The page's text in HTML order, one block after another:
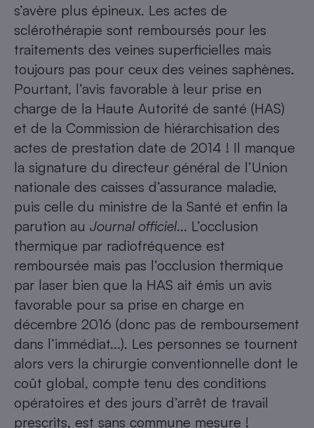
s’avère plus épineux. Les actes de
sclérothérapie sont remboursés pour les
traitements des veines superficielles mais
toujours pas pour ceux des veines saphènes.
Pourtant, l’avis favorable à leur prise en
charge de la Haute Autorité de santé (HAS)
et de la Commission de hiérarchisation des
actes de prestation date de 2014 ! Il manque
la signature du directeur général de l’Union
nationale des caisses d’assurance maladie,
puis celle du ministre de la Santé et enfin la
parution au Journal officiel... L’occlusion
thermique par radiofréquence est
remboursée mais pas l’occlusion thermique
par laser bien que la HAS ait émis un avis
favorable pour sa prise en charge en
décembre 2016 (donc pas de remboursement
dans l’immédiat...). Les personnes se tournent
alors vers la chirurgie conventionnelle dont le
coût global, compte tenu des conditions
opératoires et des jours d’arrêt de travail
prescrits, est sans commune mesure !